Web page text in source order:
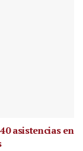
asistencias en